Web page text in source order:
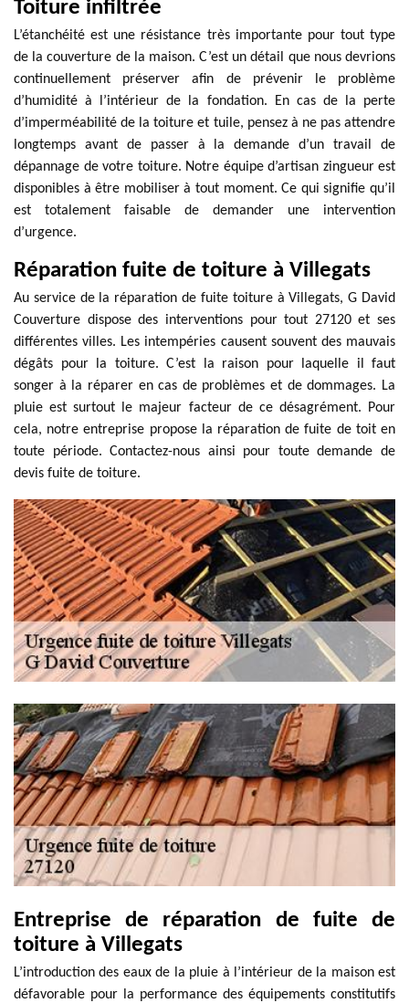
Toiture infiltrée
L’étanchéité est une résistance très importante pour tout type
de la couverture de la maison. C’est un détail que nous devrions
continuellement préserver afin de prévenir le problème
d’humidité à l’intérieur de la fondation. En cas de la perte
d’imperméabilité de la toiture et tuile, pensez à ne pas attendre
longtemps avant de passer à la demande d’un travail de
dépannage de votre toiture. Notre équipe d’artisan zingueur est
disponibles à être mobiliser à tout moment. Ce qui signifie qu’il
est totalement faisable de demander une intervention
d’urgence.
Réparation fuite de toiture à Villegats
Au service de la réparation de fuite toiture à Villegats, G David
Couverture dispose des interventions pour tout 27120 et ses
différentes villes. Les intempéries causent souvent des mauvais
dégâts pour la toiture. C’est la raison pour laquelle il faut
songer à la réparer en cas de problèmes et de dommages. La
pluie est surtout le majeur facteur de ce désagrément. Pour
cela, notre entreprise propose la réparation de fuite de toit en
toute période. Contactez-nous ainsi pour toute demande de
devis fuite de toiture.
Entreprise de réparation de fuite de
toiture à Villegats
L’introduction des eaux de la pluie à l’intérieur de la maison est
défavorable pour la performance des équipements constitutifs